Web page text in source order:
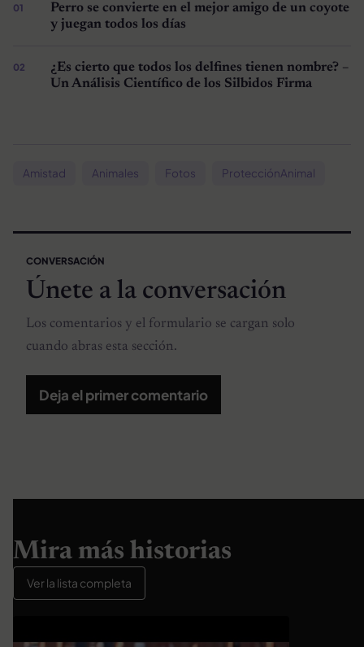
Perro se convierte en el mejor amigo de un coyote
y juegan todos los días
¿Es cierto que todos los delfines tienen nombre? –
Un Análisis Científico de los Silbidos Firma
Amistad Animales Fotos ProtecciónAnimal
CONVERSACIÓN
Únete a la conversación
Los comentarios y el formulario se cargan solo
cuando abras esta sección.
Deja el primer comentario
Mira más historias
Ver la lista completa